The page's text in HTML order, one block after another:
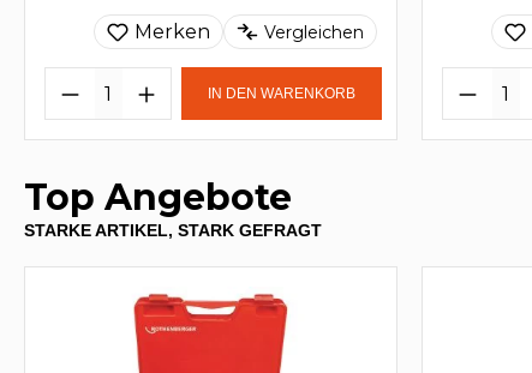
Merken Vergleichen
IN DEN WARENKORB
Top Angebote
STARKE ARTIKEL, STARK GEFRAGT